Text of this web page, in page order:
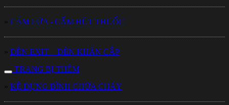
» CẤM LỬA - CẤM HÚT THUỐC
» ĐÈN EXIT - ĐÈN KHẨN CẤP
TRANG BỊ THÊM
» KỆ ĐỰNG BÌNH CHỮA CHÁY